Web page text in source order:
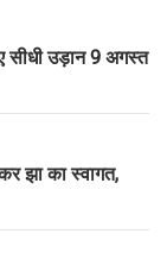
सीधी उड़ान 9 अगस्त
झा का स्वागत,